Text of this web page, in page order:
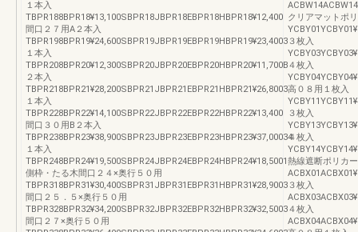
１本入
TBPR188BPR18¥13,100SBPR18JBPR18EBPR18HBPR18¥12,400
間口２７用A２本入
TBPR198BPR19¥24,600SBPR19JBPR19EBPR19HBPR19¥23,4003
１本入
TBPR208BPR20¥12,300SBPR20JBPR20EBPR20HBPR20¥11,700B
２本入
TBPR218BPR21¥28,200SBPR21JBPR21EBPR21HBPR21¥26,8003
１本入
TBPR228BPR22¥14,100SBPR22JBPR22EBPR22HBPR22¥13,400
間口３０用B２本入
TBPR238BPR23¥38,900SBPR23JBPR23EBPR23HBPR23¥37,00034
１本入
TBPR248BPR24¥19,500SBPR24JBPR24EBPR24HBPR24¥18,5001
側枠・たる木間口２４×奥行５０用
TBPR318BPR31¥30,400SBPR31JBPR31EBPR31HBPR31¥28,9003
間口２５．５×奥行５０用
TBPR328BPR32¥34,200SBPR32JBPR32EBPR32HBPR32¥32,5003
間口２７×奥行５０用
クリアマットポ
３枚入
４枚入
高０８用１枚入
３枚入
４枚入
熱線遮断ポリカ
３枚入
４枚入